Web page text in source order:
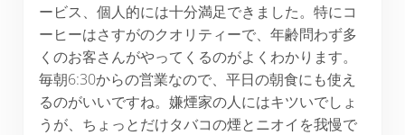
ービス、個人的には十分満足できました。特にコ
ーヒーはさすがのクオリティーで、年齢問わず多
くのお客さんがやってくるのがよくわかります。
毎朝6:30からの営業なので、平日の朝食にも使え
るのがいいですね。嫌煙家の人にはキツいでしょ
うが、ちょっとだけタバコの煙とニオイを我慢で